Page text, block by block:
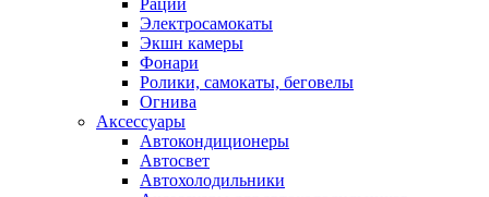
Рации
Электросамокаты
Экшн камеры
Фонари
Ролики, самокаты, беговелы
Огнива
Аксессуары
Автокондиционеры
Aвтосвет
Автохолодильники